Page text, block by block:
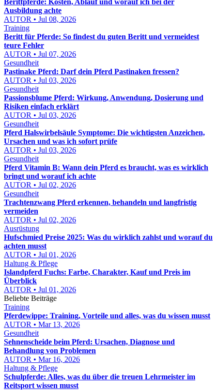
Berittpferde: Kosten, Ablauf und worauf ich bei der
Ausbildung achte
AUTOR • Jul 08, 2026
Training
Beritt für Pferde: So findest du guten Beritt und vermeidest
teure Fehler
AUTOR • Jul 07, 2026
Gesundheit
Pastinake Pferd: Darf dein Pferd Pastinaken fressen?
AUTOR • Jul 03, 2026
Gesundheit
Passionsblume Pferd: Wirkung, Anwendung, Dosierung und
Risiken einfach erklärt
AUTOR • Jul 03, 2026
Gesundheit
Pferd Halswirbelsäule Symptome: Die wichtigsten Anzeichen,
Ursachen und was ich sofort prüfe
AUTOR • Jul 03, 2026
Gesundheit
Pferd Vitamin B: Wann dein Pferd es braucht, was es wirklich
bringt und worauf ich achte
AUTOR • Jul 02, 2026
Gesundheit
Trachtenzwang Pferd erkennen, behandeln und langfristig
vermeiden
AUTOR • Jul 02, 2026
Ausrüstung
Hufschmied Preise 2025: Was du wirklich zahlst und worauf du
achten musst
AUTOR • Jul 01, 2026
Haltung & Pflege
Islandpferd Fuchs: Farbe, Charakter, Kauf und Preis im
Überblick
AUTOR • Jul 01, 2026
Beliebte Beiträge
Training
Pferdewippe: Training, Vorteile und alles, was du wissen musst
AUTOR • Mar 13, 2026
Gesundheit
Sehnenscheide beim Pferd: Ursachen, Diagnose und
Behandlung von Problemen
AUTOR • Mar 16, 2026
Haltung & Pflege
Schulpferde: Alles, was du über die treuen Lehrmeister im
Reitsport wissen musst